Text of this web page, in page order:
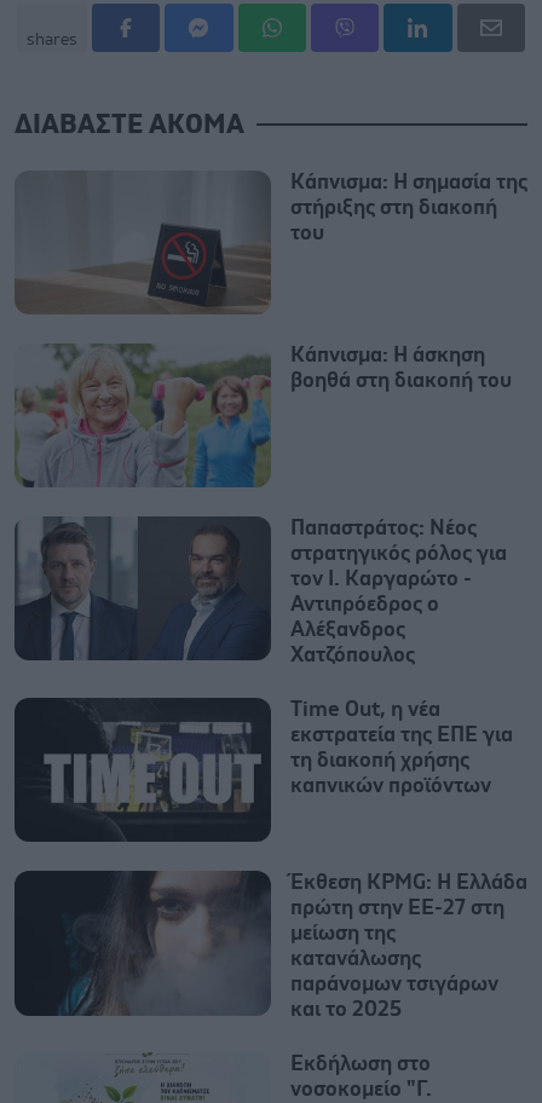
shares
ΔΙΑΒΑΣΤΕ ΑΚΟΜΑ
Κάπνισμα: Η σημασία της
στήριξης στη διακοπή
του
Κάπνισμα: Η άσκηση
βοηθά στη διακοπή του
Παπαστράτος: Νέος
στρατηγικός ρόλος για
τον Ι. Καργαρώτο -
Αντιπρόεδρος ο
Αλέξανδρος
Χατζόπουλος
Time Out, η νέα
εκστρατεία της ΕΠΕ για
τη διακοπή χρήσης
καπνικών προϊόντων
Έκθεση KPMG: Η Ελλάδα
πρώτη στην ΕΕ-27 στη
μείωση της
κατανάλωσης
παράνομων τσιγάρων
και το 2025
Εκδήλωση στο
νοσοκομείο "Γ.